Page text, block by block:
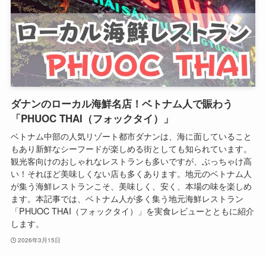
ダナンのローカル海鮮名店！ベトナム人で賑わう
「PHUOC THAI（フォックタイ）」
ベトナム中部の人気リゾート都市ダナンは、海に面していること
もあり新鮮なシーフードが楽しめる街としても知られています。
観光客向けのおしゃれなレストランも多いですが、ぶっちゃけ高
い！それほど美味しくない店も多くあります。地元のベトナム人
が集う海鮮レストランこそ、美味しく、安く、本場の味を楽しめ
ます。本記事では、ベトナム人が多く集う地元海鮮レストラン
「PHUOC THAI（フォックタイ）」を実食レビューとともに紹介
します。
2026年3月15日